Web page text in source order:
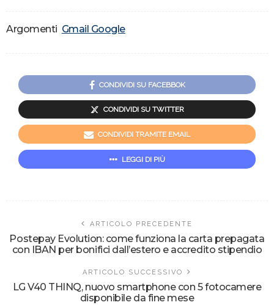
Argomenti Gmail Google
CONDIVIDI SU FACEBBOK
CONDIVIDI SU TWITTER
CONDIVIDI TRAMITE EMAIL
LEGGI DI PIÙ
ARTICOLO PRECEDENTE
Postepay Evolution: come funziona la carta prepagata
con IBAN per bonifici dall’estero e accredito stipendio
ARTICOLO SUCCESSIVO
LG V40 THINQ, nuovo smartphone con 5 fotocamere
disponibile da fine mese